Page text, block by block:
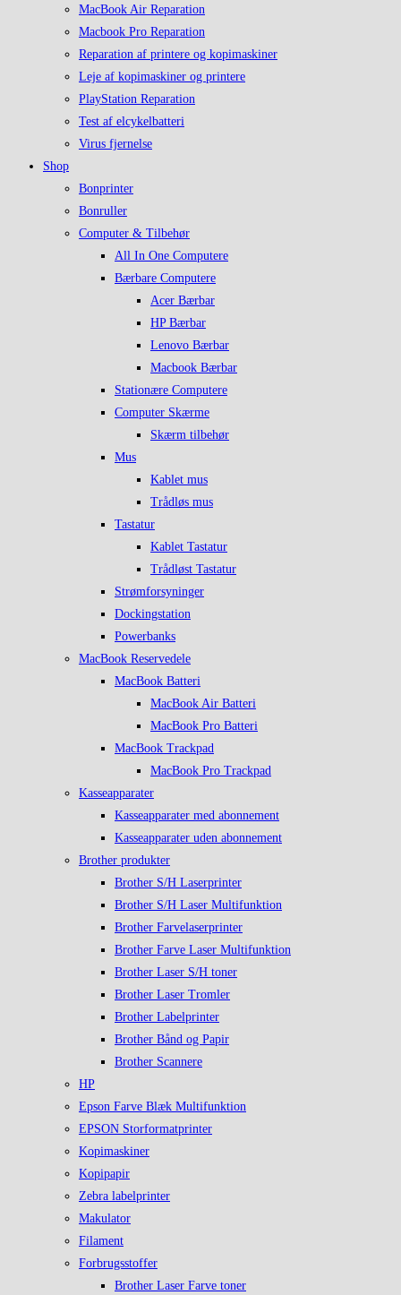
MacBook Air Reparation
Macbook Pro Reparation
Reparation af printere og kopimaskiner
Leje af kopimaskiner og printere
PlayStation Reparation
Test af elcykelbatteri
Virus fjernelse
Shop
Bonprinter
Bonruller
Computer & Tilbehør
All In One Computere
Bærbare Computere
Acer Bærbar
HP Bærbar
Lenovo Bærbar
Macbook Bærbar
Stationære Computere
Computer Skærme
Skærm tilbehør
Mus
Kablet mus
Trådløs mus
Tastatur
Kablet Tastatur
Trådløst Tastatur
Strømforsyninger
Dockingstation
Powerbanks
MacBook Reservedele
MacBook Batteri
MacBook Air Batteri
MacBook Pro Batteri
MacBook Trackpad
MacBook Pro Trackpad
Kasseapparater
Kasseapparater med abonnement
Kasseapparater uden abonnement
Brother produkter
Brother S/H Laserprinter
Brother S/H Laser Multifunktion
Brother Farvelaserprinter
Brother Farve Laser Multifunktion
Brother Laser S/H toner
Brother Laser Tromler
Brother Labelprinter
Brother Bånd og Papir
Brother Scannere
HP
Epson Farve Blæk Multifunktion
EPSON Storformatprinter
Kopimaskiner
Kopipapir
Zebra labelprinter
Makulator
Filament
Forbrugsstoffer
Brother Laser Farve toner